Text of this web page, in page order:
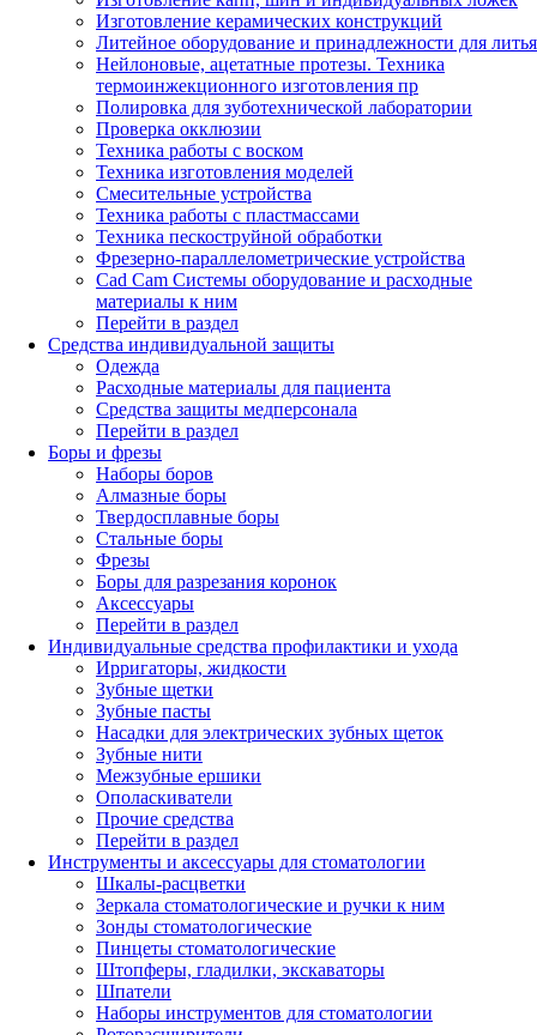
Изготовление керамических конструкций
Литейное оборудование и принадлежности для литья
Нейлоновые, ацетатные протезы. Техника
термоинжекционного изготовления пр
Полировка для зуботехнической лаборатории
Проверка окклюзии
Техника работы с воском
Техника изготовления моделей
Смесительные устройства
Техника работы с пластмассами
Техника пескоструйной обработки
Фрезерно-параллелометрические устройства
Cad Cam Системы оборудование и расходные
материалы к ним
Перейти в раздел
Средства индивидуальной защиты
Одежда
Расходные материалы для пациента
Средства защиты медперсонала
Перейти в раздел
Боры и фрезы
Наборы боров
Алмазные боры
Твердосплавные боры
Стальные боры
Фрезы
Боры для разрезания коронок
Аксессуары
Перейти в раздел
Индивидуальные средства профилактики и ухода
Ирригаторы, жидкости
Зубные щетки
Зубные пасты
Насадки для электрических зубных щеток
Зубные нити
Межзубные ершики
Ополаскиватели
Прочие средства
Перейти в раздел
Инструменты и аксессуары для стоматологии
Шкалы-расцветки
Зеркала стоматологические и ручки к ним
Зонды стоматологические
Пинцеты стоматологические
Штопферы, гладилки, экскаваторы
Шпатели
Наборы инструментов для стоматологии